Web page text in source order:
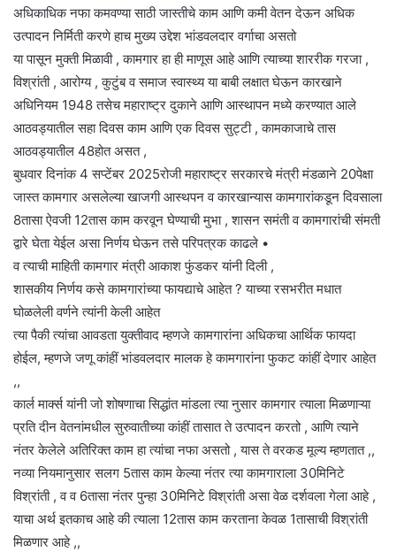
अधिकाधिक नफा कमवण्या साठी जास्तीचे काम आणि कमी वेतन देऊन अधिक
उत्पादन निर्मिती करणे हाच मुख्य उद्देश भांडवलदार वर्गाचा असतो
या पासून मुक्ती मिळावी , कामगार हा ही माणूस आहे आणि त्याच्या शाररीक गरजा ,
विश्रांती , आरोग्य , कुटुंब व समाज स्वास्थ्य या बाबी लक्षात घेऊन कारखाने
अधिनियम 1948 तसेच महाराष्ट्र दुकाने आणि आस्थापन मध्ये करण्यात आले
आठवड्यातील सहा दिवस काम आणि एक दिवस सुट्टी , कामकाजाचे तास
आठवड्यातील 48होत असत ,
बुधवार दिनांक 4 सप्टेंबर 2025रोजी महाराष्ट्र सरकारचे मंत्री मंडळाने 20पेक्षा
जास्त कामगार असलेल्या खाजगी आस्थपन व कारखान्यास कामगारांकडून दिवसाला
8तासा ऐवजी 12तास काम करवून घेण्याची मुभा , शासन समंती व कामगारांची संमती
द्वारे घेता येईल असा निर्णय घेऊन तसे परिपत्रक काढले •
व त्याची माहिती कामगार मंत्री आकाश फुंडकर यांनी दिली ,
शासकीय निर्णय कसे कामगारांच्या फायद्याचे आहेत ? याच्या रसभरीत मधात
घोळलेली वर्णने त्यांनी केली आहेत
त्या पैकी त्यांचा आवडता युक्तीवाद म्हणजे कामगारांना अधिकचा आर्थिक फायदा
होईल, म्हणजे जणू कांहीं भांडवलदार मालक हे कामगारांना फुकट कांहीं देणार आहेत
,,
कार्ल मार्क्स यांनी जो शोषणाचा सिद्धांत मांडला त्या नुसार कामगार त्याला मिळणाऱ्या
प्रति दीन वेतनांमधील सुरुवातीच्या कांहीं तासात ते उत्पादन करतो , आणि त्याने
नंतर केलेले अतिरिक्त काम हा त्यांचा नफा असतो , यास ते वरकड मूल्य म्हणतात ,,
नव्या नियमानुसार सलग 5तास काम केल्या नंतर त्या कामगाराला 30मिनिटे
विश्रांती , व व 6तासा नंतर पुन्हा 30मिनिटे विश्रांती असा वेळ दर्शवला गेला आहे ,
याचा अर्थ इतकाच आहे की त्याला 12तास काम करताना केवळ 1तासाची विश्रांती
मिळणार आहे ,,